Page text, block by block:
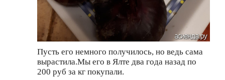
Пусть его немного получилось, но ведь сама
вырастила.Мы его в Ялте два года назад по
200 руб за кг покупали.